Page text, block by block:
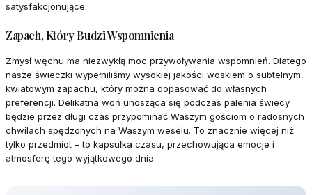
satysfakcjonujące.
Zapach, Który Budzi Wspomnienia
Zmysł węchu ma niezwykłą moc przywoływania wspomnień. Dlatego
nasze świeczki wypełniliśmy wysokiej jakości woskiem o subtelnym,
kwiatowym zapachu, który można dopasować do własnych
preferencji. Delikatna woń unosząca się podczas palenia świecy
będzie przez długi czas przypominać Waszym gościom o radosnych
chwilach spędzonych na Waszym weselu. To znacznie więcej niż
tylko przedmiot – to kapsułka czasu, przechowująca emocje i
atmosferę tego wyjątkowego dnia.